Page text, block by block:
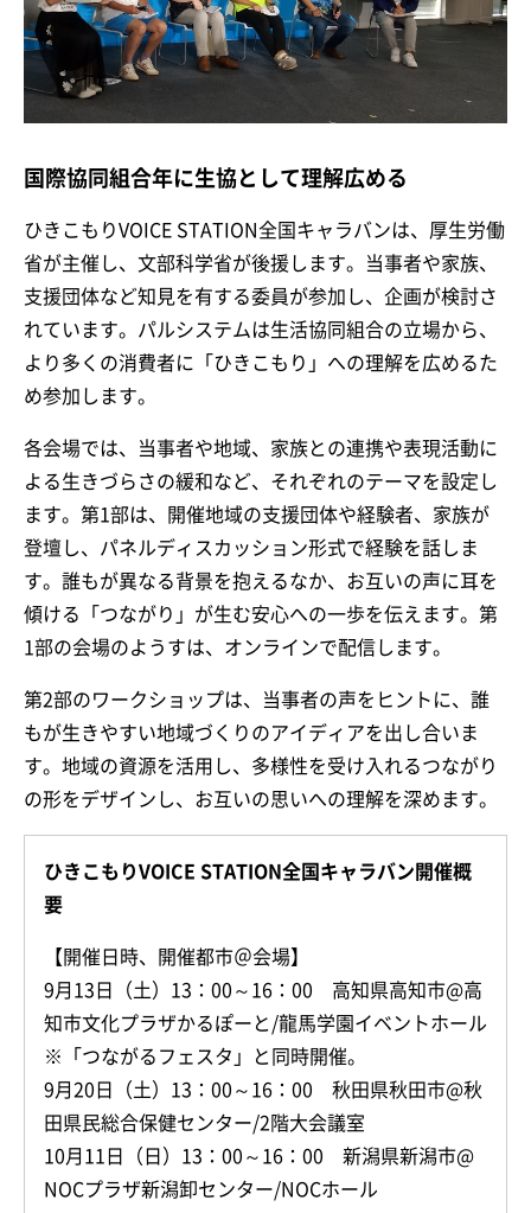
国際協同組合年に生協として理解広める
ひきこもりVOICE STATION全国キャラバンは、厚生労働
省が主催し、文部科学省が後援します。当事者や家族、
支援団体など知見を有する委員が参加し、企画が検討さ
れています。パルシステムは生活協同組合の立場から、
より多くの消費者に「ひきこもり」への理解を広めるた
め参加します。
各会場では、当事者や地域、家族との連携や表現活動に
よる生きづらさの緩和など、それぞれのテーマを設定し
ます。第1部は、開催地域の支援団体や経験者、家族が
登壇し、パネルディスカッション形式で経験を話しま
す。誰もが異なる背景を抱えるなか、お互いの声に耳を
傾ける「つながり」が生む安心への一歩を伝えます。第
1部の会場のようすは、オンラインで配信します。
第2部のワークショップは、当事者の声をヒントに、誰
もが生きやすい地域づくりのアイディアを出し合いま
す。地域の資源を活用し、多様性を受け入れるつながり
の形をデザインし、お互いの思いへの理解を深めます。
ひきこもりVOICE STATION全国キャラバン開催概
要
【開催日時、開催都市＠会場】
9月13日（土）13：00～16：00 高知県高知市@高
知市文化プラザかるぽーと/龍馬学園イベントホール
※「つながるフェスタ」と同時開催。
9月20日（土）13：00～16：00 秋田県秋田市@秋
田県民総合保健センター/2階大会議室
10月11日（日）13：00～16：00 新潟県新潟市@
NOCプラザ新潟卸センター/NOCホール